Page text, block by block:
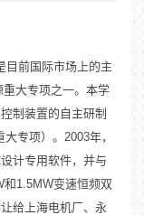
目前国际市场上的主
重大专项之一。本学
制装置的自主研制
专项）。2003年，
计专用软件，并与
1.5MW变速恒频双
给上海电机厂、永